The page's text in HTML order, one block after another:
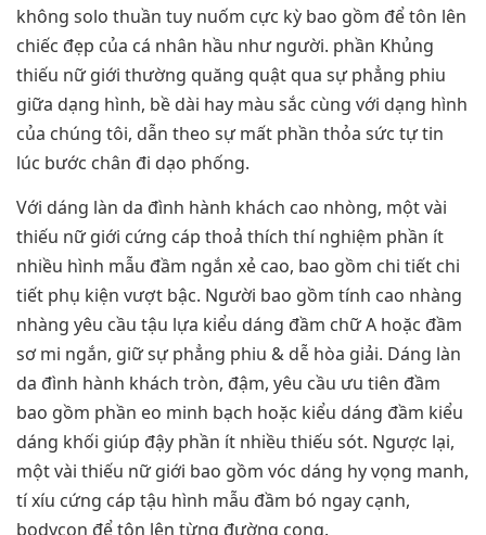
không solo thuần tuy nuốm cực kỳ bao gồm để tôn lên
chiếc đẹp của cá nhân hầu như người. phần Khủng
thiếu nữ giới thường quăng quật qua sự phẳng phiu
giữa dạng hình, bề dài hay màu sắc cùng với dạng hình
của chúng tôi, dẫn theo sự mất phần thỏa sức tự tin
lúc bước chân đi dạo phống.
Với dáng làn da đình hành khách cao nhòng, một vài
thiếu nữ giới cứng cáp thoả thích thí nghiệm phần ít
nhiều hình mẫu đầm ngắn xẻ cao, bao gồm chi tiết chi
tiết phụ kiện vượt bậc. Người bao gồm tính cao nhàng
nhàng yêu cầu tậu lựa kiểu dáng đầm chữ A hoặc đầm
sơ mi ngắn, giữ sự phẳng phiu & dễ hòa giải. Dáng làn
da đình hành khách tròn, đậm, yêu cầu ưu tiên đầm
bao gồm phần eo minh bạch hoặc kiểu dáng đầm kiểu
dáng khối giúp đậy phần ít nhiều thiếu sót. Ngược lại,
một vài thiếu nữ giới bao gồm vóc dáng hy vọng manh,
tí xíu cứng cáp tậu hình mẫu đầm bó ngay cạnh,
bodycon để tôn lên từng đường cong.